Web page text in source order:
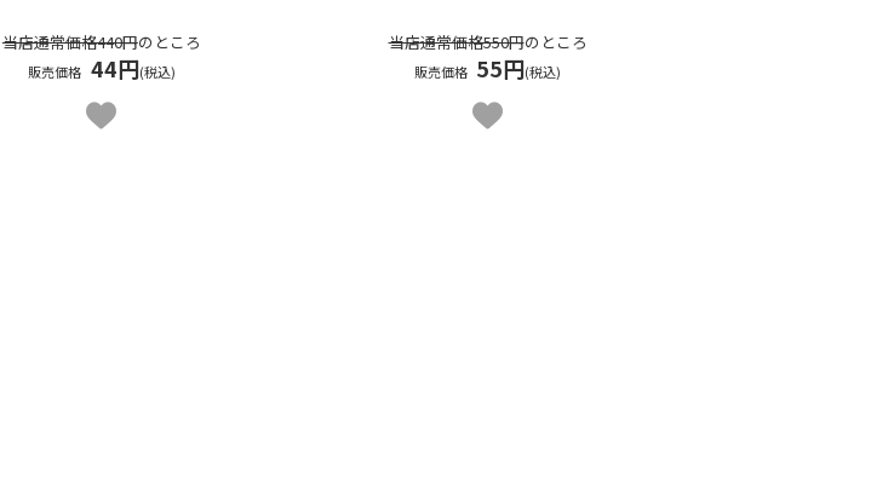
当店通常価格440円のところ
販売価格 44円(税込)
当店通常価格550円のところ
販売価格 55円(税込)